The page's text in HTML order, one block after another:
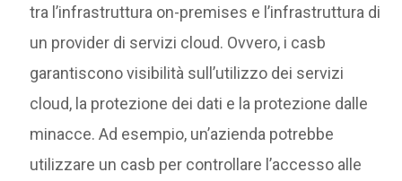
tra l’infrastruttura on-premises e l’infrastruttura di
un provider di servizi cloud. Ovvero, i casb
garantiscono visibilità sull’utilizzo dei servizi
cloud, la protezione dei dati e la protezione dalle
minacce. Ad esempio, un’azienda potrebbe
utilizzare un casb per controllare l’accesso alle